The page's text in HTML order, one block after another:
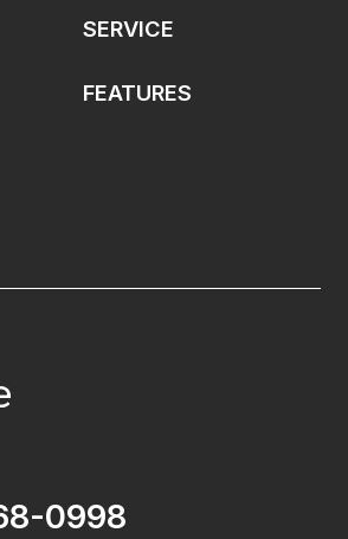
0998
SERVICE
FEATURES